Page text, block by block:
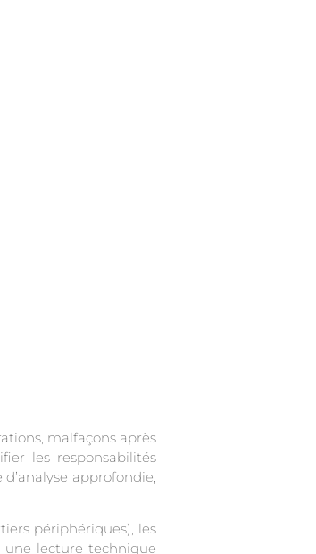
malfaçons après
les responsabilités
approfondie,
périphériques), les
une lecture technique